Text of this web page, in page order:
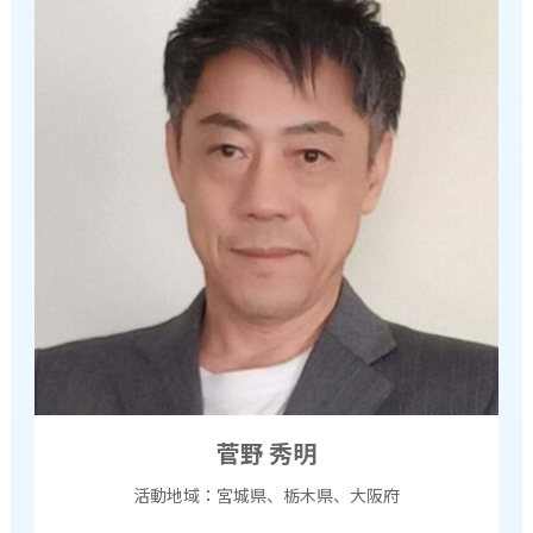
菅野 秀明
活動地域：宮城県、栃木県、大阪府